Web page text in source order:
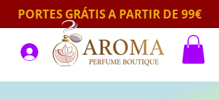
PORTES GRÁTIS A PARTIR DE 99€